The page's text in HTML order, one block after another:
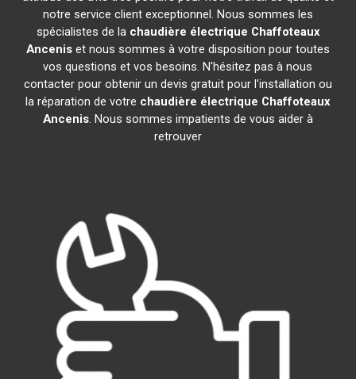
notre service client exceptionnel. Nous sommes les
spécialistes de la chaudière électrique Chaffoteaux
Anceniset nous sommes à votre disposition pour toutes
vos questions et vos besoins. N'hésitez pas à nous
contacter pour obtenir un devis gratuit pour l'installation ou
la réparation de votre chaudière électrique Chaffoteaux
Ancenis. Nous sommes impatients de vous aider à
retrouver